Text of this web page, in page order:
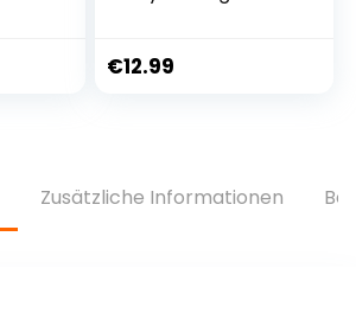
für Zuhause 6
Training Yoga
€12.99
Zusätzliche Informationen